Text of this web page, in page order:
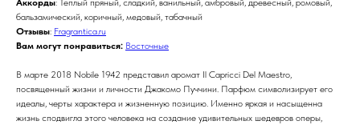
Аккорды: Теплый пряный, сладкий, ванильный, амбровый, древесный, ромовый,
бальзамический, коричный, медовый, табачный
Отзывы: Fragrantica.ru
Вам могут понравиться: Восточные
В марте 2018 Nobile 1942 представил аромат Il Capricci Del Maestro,
посвященный жизни и личности Джакомо Пуччини. Парфюм символизирует его
идеалы, черты характера и жизненную позицию. Именно яркая и насыщенна
жизнь сподвигла этого человека на создание удивительных шедевров оперы,